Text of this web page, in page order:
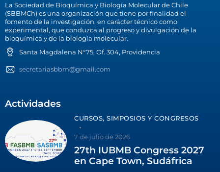
La Sociedad de Bioquímica y Biología Molecular de Chile
(SBBMCh) es una organización que tiene por finalidad el
fomento de la investigación, en carácter técnico como
experimental, que conduzca al progreso y divulgación de la
bioquímica y de la biología molecular.
Santa Magdalena N°75, Of. 304, Providencia
secretariasbbm@gmail.com
Actividades
CURSOS, SIMPOSIOS Y CONGRESOS
7 de julio de 2026
27th IUBMB Congress 2027
en Cape Town, Sudáfrica